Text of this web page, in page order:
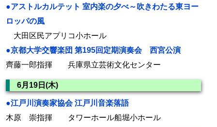
●アストルカルテット 室内楽の夕べ～吹きわたる東ヨー
ロッパの風
大田区民アプリコ小ホール
●京都大学交響楽団 第195回定期演奏会 西宮公演
齊藤一郎指揮 兵庫県立芸術文化センター
6月19日(木)
●江戸川演奏家協会 江戸川音楽落語
木原 崇指揮 タワーホール船堀小ホール